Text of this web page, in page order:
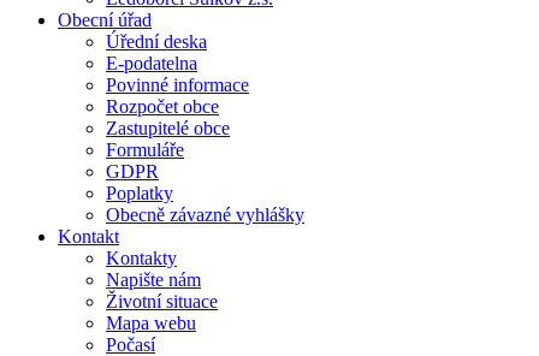
Obecní úřad
Úřední deska
E-podatelna
Povinné informace
Rozpočet obce
Zastupitelé obce
Formuláře
GDPR
Poplatky
Obecně závazné vyhlášky
Kontakt
Kontakty
Napište nám
Životní situace
Mapa webu
Počasí